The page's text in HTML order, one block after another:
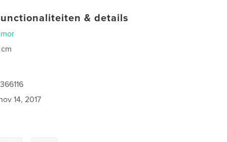
& details
14, 2017